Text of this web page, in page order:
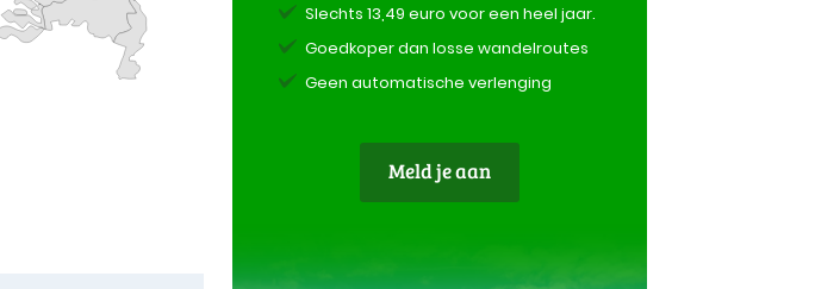
Slechts 13,49 euro voor een heel jaar.
Goedkoper dan losse wandelroutes
Geen automatische verlenging
Meld je aan